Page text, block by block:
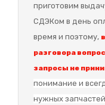
приготовим
СДЭКом в день
время и поэтому,
разговора
запросы не
понимание и в
нужных